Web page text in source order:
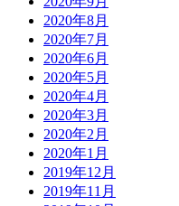
2020年8月
2020年7月
2020年6月
2020年5月
2020年4月
2020年3月
2020年2月
2020年1月
2019年12月
2019年11月